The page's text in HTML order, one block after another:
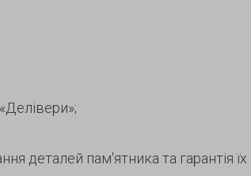
деталей пам'ятника та гарантія